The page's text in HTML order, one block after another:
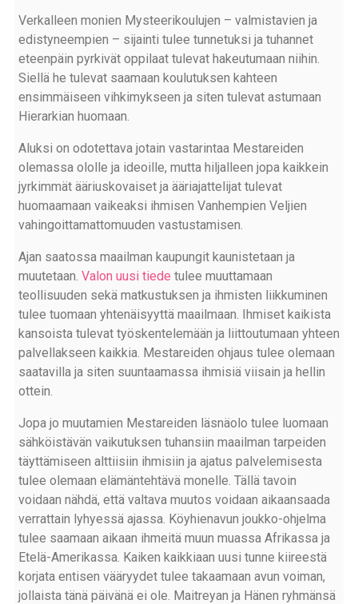
Verkalleen monien Mysteerikoulujen – valmistavien ja
edistyneempien – sijainti tulee tunnetuksi ja tuhannet
eteenpäin pyrkivät oppilaat tulevat hakeutumaan niihin.
Siellä he tulevat saamaan koulutuksen kahteen
ensimmäiseen vihkimykseen ja siten tulevat astumaan
Hierarkian huomaan.
Aluksi on odotettava jotain vastarintaa Mestareiden
olemassa ololle ja ideoille, mutta hiljalleen jopa kaikkein
jyrkimmät ääriuskovaiset ja ääriajattelijat tulevat
huomaamaan vaikeaksi ihmisen Vanhempien Veljien
vahingoittamattomuuden vastustamisen.
Ajan saatossa maailman kaupungit kaunistetaan ja
muutetaan. Valon uusi tiede tulee muuttamaan
teollisuuden sekä matkustuksen ja ihmisten liikkuminen
tulee tuomaan yhtenäisyyttä maailmaan. Ihmiset kaikista
kansoista tulevat työskentelemään ja liittoutumaan yhteen
palvellakseen kaikkia. Mestareiden ohjaus tulee olemaan
saatavilla ja siten suuntaamassa ihmisiä viisain ja hellin
ottein.
Jopa jo muutamien Mestareiden läsnäolo tulee luomaan
sähköistävän vaikutuksen tuhansiin maailman tarpeiden
täyttämiseen alttiisiin ihmisiin ja ajatus palvelemisesta
tulee olemaan elämäntehtävä monelle. Tällä tavoin
voidaan nähdä, että valtava muutos voidaan aikaansaada
verrattain lyhyessä ajassa. Köyhienavun joukko-ohjelma
tulee saamaan aikaan ihmeitä muun muassa Afrikassa ja
Etelä-Amerikassa. Kaiken kaikkiaan uusi tunne kiireestä
korjata entisen vääryydet tulee takaamaan avun voiman,
jollaista tänä päivänä ei ole. Maitreyan ja Hänen ryhmänsä